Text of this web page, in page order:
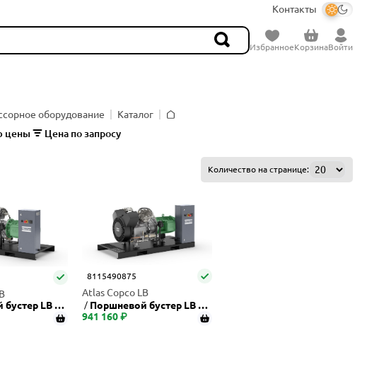
Контакты
ИзбранноеКорзинаВойти
оборудование
Каталог
цены Цена по запросу
Количество на странице:
LB 7-
8115490875
Atlas Copco LB
Поршневой бустер LB 20
-40 BM
941 160 ₽